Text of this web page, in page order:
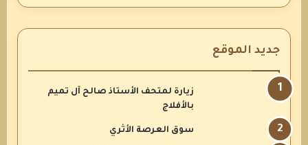
جديد الموقع
زيارة لمتحف الأستاذ صالح آل تميم
بالأفلاج
سوق العرصة الأثري